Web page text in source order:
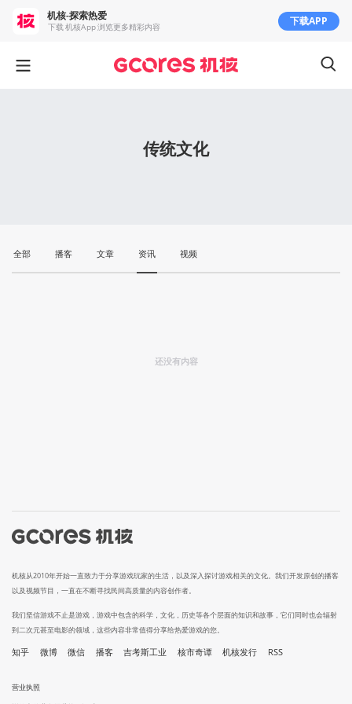
传统文化
全部 播客 文章 资讯 视频
还没有内容
机核从2010年开始一直致力于分享游戏玩家的生活，以及深入探讨游戏相关的文化。我们开发原创的播客
以及视频节目，一直在不断寻找民间高质量的内容创作者。
我们坚信游戏不止是游戏，游戏中包含的科学，文化，历史等各个层面的知识和故事，它们同时也会辐射
到二次元甚至电影的领域，这些内容非常值得分享给热爱游戏的您。
知乎 微博 微信 播客 吉考斯工业 核市奇谭 机核发行 RSS
营业执照
机核-探索热爱
下载 机核App 浏览更多精彩内容 下载APP